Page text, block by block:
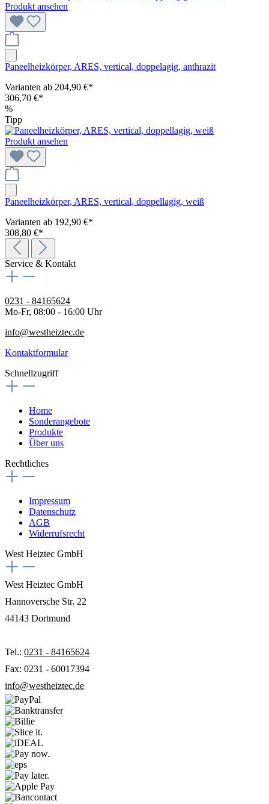
Produkt ansehen
Paneelheizkörper, ARES, vertical, doppelagig, anthrazit
Varianten ab 204,90 €*
306,70 €*
%
Tipp
Produkt ansehen
Paneelheizkörper, ARES, vertical, doppellagig, weiß
Varianten ab 192,90 €*
308,80 €*
Service & Kontakt
0231 - 84165624
Mo-Fr, 08:00 - 16:00 Uhr
info@westheiztec.de
Kontaktformular
Schnellzugriff
Home
Sonderangebote
Produkte
Über uns
Rechtliches
Impressum
Datenschutz
AGB
Widerrufsrecht
West Heiztec GmbH
West Heiztec GmbH
Hannoversche Str. 22
44143 Dortmund
Tel.: 0231 - 84165624
Fax: 0231 - 60017394
info@westheiztec.de